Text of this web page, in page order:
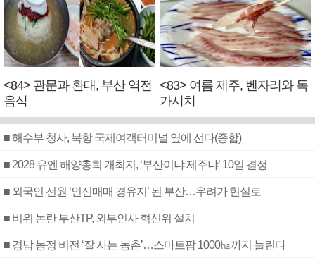
<84> 관문과 환대, 부산 역전
음식
<83> 여름 제주, 벤자리와 독
가시치
■ 해수부 청사, 북항 국제여객터미널 옆에 선다(종합)
■ 2028 유엔 해양총회 개최지, ‘부산이냐 제주냐’ 10일 결정
■ 외국인 선원 ‘인신매매 경유지’ 된 부산…우려가 현실로
■ 비위 논란 부산TP, 외부인사 혁신위 설치
■ 경남 농정 비전 ‘잘 사는 농촌’…스마트팜 1000㏊까지 늘린다